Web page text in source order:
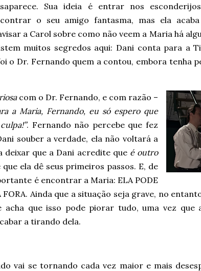
Sua ideia é entrar nos
o seu amigo fantasma, mas ela
a Carol sobre como não veem a Maria há
muitos segredos aqui: Dani conta para a
o Dr. Fernando quem a contou, embora tenha
com o Dr. Fernando, e com razão –
a Maria, Fernando, eu só espero que
. Fernando não percebe que fez
souber a verdade, ela não voltará a
deixar que a Dani acredite que é outro
ela dê seus primeiros passos. E, de
é encontrar a Maria: ELA PODE
FORA. Ainda que a situação seja grave, no
acha que isso pode piorar tudo, uma vez que
a tirando dela.
vai se tornando cada vez maior e mais